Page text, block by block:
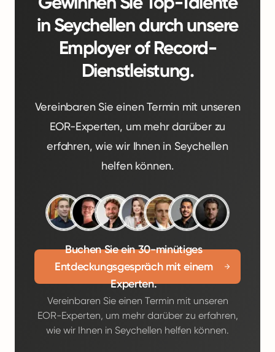
in Seychellen durch unsere
Employer of Record-
Dienstleistung.
Vereinbaren Sie einen Termin mit unseren
EOR-Experten, um mehr darüber zu
erfahren, wie wir Ihnen in Seychellen
helfen können.
Buchen Sie ein 30-minütiges
Entdeckungsgespräch mit einem
Experten.
Vereinbaren Sie einen Termin mit unseren
EOR-Experten, um mehr darüber zu erfahren,
wie wir Ihnen in Seychellen helfen können.